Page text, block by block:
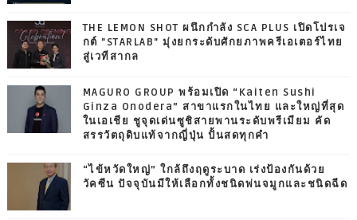
THE LEMON SHOT ผนึกกำลัง SCA PLUS เปิดโปรเจ
กต์ "STARLAB" มุ่งยกระดับศักยภาพครีเอเตอร์ไทย
สู่เวทีสากล
MAGURO GROUP พร้อมเปิด “Kaiten Sushi
Ginza Onodera” สาขาแรกในไทย และใหญ่ที่สุด
ในเอเชีย ชูจุดเด่นซูชิสายพานระดับพรีเมียม คัด
สรรวัตถุดิบแท้จากญี่ปุ่น ปั้นสดทุกคำ
“ไข้หวัดใหญ่” ใกล้ถึงฤดูระบาด เร่งป้องกันด้วย
วัคซีน ปัจจุบันมีให้เลือกทั้งชนิดพ่นจมูกและชนิดฉีด